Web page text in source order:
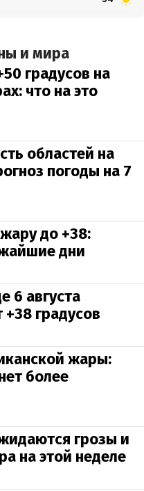
и мира
градусов на
что на это
областей на
погоды на 7
до +38:
дни
6 августа
градусов
жары:
более
грозы и
на этой неделе